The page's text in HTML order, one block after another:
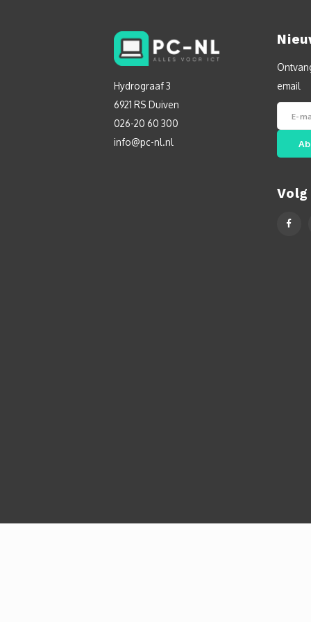
Hydrograaf 3
6921 RS Duiven
026-20 60 300
info@pc-nl.nl
email